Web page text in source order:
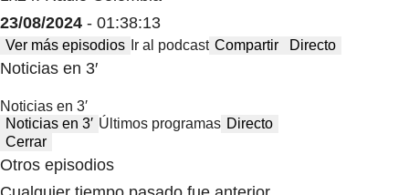
23/08/2024 - 01:38:13
Ver más episodios Ir al podcast Compartir Directo
Noticias en 3′
Noticias en 3′
Noticias en 3′ Últimos programas Directo
Cerrar
Otros episodios